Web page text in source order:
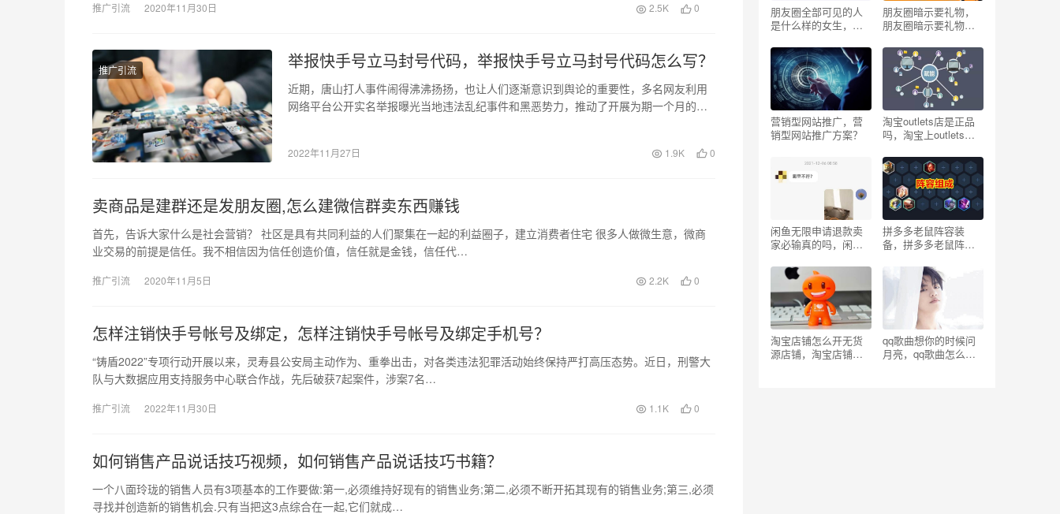
推广引流 2020年11月30日 2.5K 0
推广引流 举报快手号立马封号代码，举报快手号立马封号代码怎么写？
近期，唐山打人事件闹得沸沸扬扬，也让人们逐渐意识到舆论的重要性，多名网友利用
网络平台公开实名举报曝光当地违法乱纪事件和黑恶势力，推动了开展为期一个月的唐
2022年11月27日 1.9K 0
卖商品是建群还是发朋友圈,怎么建微信群卖东西赚钱
首先，告诉大家什么是社会营销？ 社区是具有共同利益的人们聚集在一起的利益圈子，建立消费者住宅 很多人做微生意，微商
业交易的前提是信任。我不相信因为信任创造价值，信任就是金钱，信任代…
推广引流 2020年11月5日 2.2K 0
怎样注销快手号帐号及绑定，怎样注销快手号帐号及绑定手机号？
“铸盾2022”专项行动开展以来，灵寿县公安局主动作为、重拳出击，对各类违法犯罪活动始终保持严打高压态势。近日，刑警大
队与大数据应用支持服务中心联合作战，先后破获7起案件，涉案7名…
推广引流 2022年11月30日 1.1K 0
如何销售产品说话技巧视频，如何销售产品说话技巧书籍？
一个八面玲珑的销售人员有3项基本的工作要做:第一,必须维持好现有的销售业务;第二,必须不断开拓其现有的销售业务;第三,必须
寻找并创造新的销售机会.只有当把这3点综合在一起,它们就成…
朋友圈全部可见的人
是什么样的女生，朋
生？
朋友圈暗示要礼物，
朋友圈暗示要礼物的
营销型网站推广，营
销型网站推广方案？
淘宝outlets店是正品
吗，淘宝上outlets真
闲鱼无限申请退款卖
家必输真的吗，闲鱼_
拼多多老鼠阵容装
备，拼多多老鼠阵容
淘宝店铺怎么开无货
源店铺，淘宝店铺怎
qq歌曲想你的时候问
月亮，qq歌曲怎么分